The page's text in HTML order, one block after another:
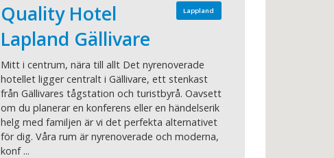
Lappland
Quality Hotel
Lapland Gällivare
Mitt i centrum, nära till allt Det nyrenoverade
hotellet ligger centralt i Gällivare, ett stenkast
från Gällivares tågstation och turistbyrå. Oavsett
om du planerar en konferens eller en händelserik
helg med familjen är vi det perfekta alternativet
för dig. Våra rum är nyrenoverade och moderna,
konf ...